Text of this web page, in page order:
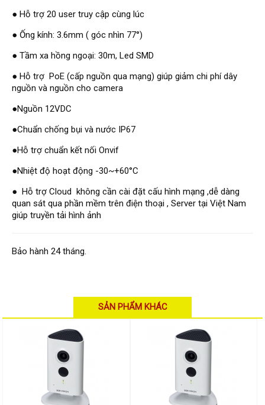
Access control Syris
Giải pháp
LẮP ĐẶT CAMERA TRỌN GÓI
GIẢI PHÁP CAMERA AN NINH
BÁO ĐỘNG CHỐNG TRỘM
GIẢI PHÁP GIÁM SÁT RA VÀO
GIẢI PHÁP NHỎ TRỌN GÓI
Hỗ trợ kỹ thuật
Hướng dẫn sử dụng
Tài liệu kỹ thuật
Tin tức
● Hỗ trợ 20 user truy cập cùng lúc
● Ống kính: 3.6mm ( góc nhìn 77°)
● Tầm xa hồng ngoại: 30m, Led SMD
● Hỗ trợ PoE (cấp nguồn qua mạng) giúp giảm chi phí dây
nguồn và nguồn cho camera
●Nguồn 12VDC
●Chuẩn chống bụi và nước IP67
●Hỗ trợ chuẩn kết nối Onvif
●Nhiệt độ hoạt động -30~+60°C
● Hỗ trợ Cloud không cần cài đặt cấu hình mạng ,dễ dàng
quan sát qua phần mềm trên điện thoại , Server tại Việt Nam
giúp truyền tải hình ảnh
Bảo hành 24 tháng.
SẢN PHẨM KHÁC